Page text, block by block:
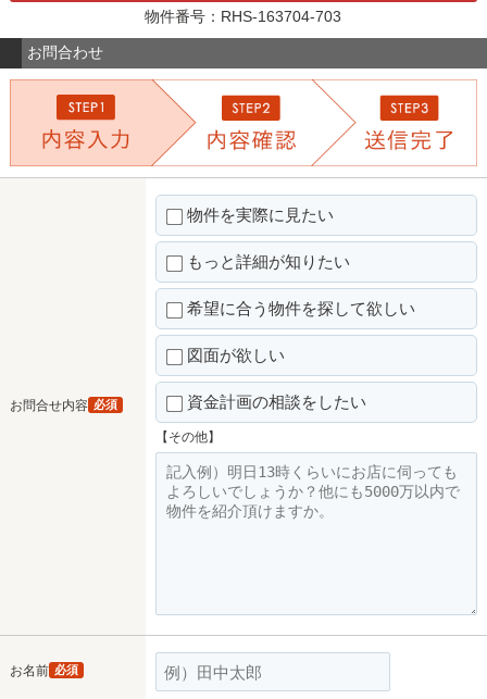
物件番号：RHS-163704-703
お問合わせ
お問合せ内容 必須
物件を実際に見たい
もっと詳細が知りたい
希望に合う物件を探して欲しい
図面が欲しい
資金計画の相談をしたい
【その他】
お名前 必須